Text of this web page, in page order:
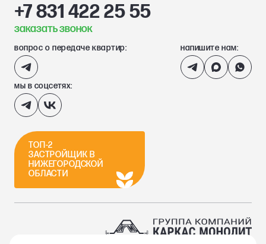
+7 831 422 25 55
заказать звонок
вопрос о передаче квартир: напишите нам:
мы в соцсетях:
ТОП-2
ЗАСТРОЙЩИК В
НИЖЕГОРОДСКОЙ
ОБЛАСТИ